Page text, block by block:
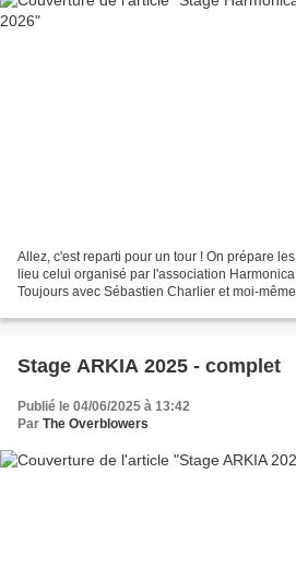
Allez, c'est reparti pour un tour ! On prépare
lieu celui organisé par l'association Harmonica
Toujours avec Sébastien Charlier et moi-
Stage ARKIA 2025 - complet
Publié le 04/06/2025 à 13:42
Par The Overblowers